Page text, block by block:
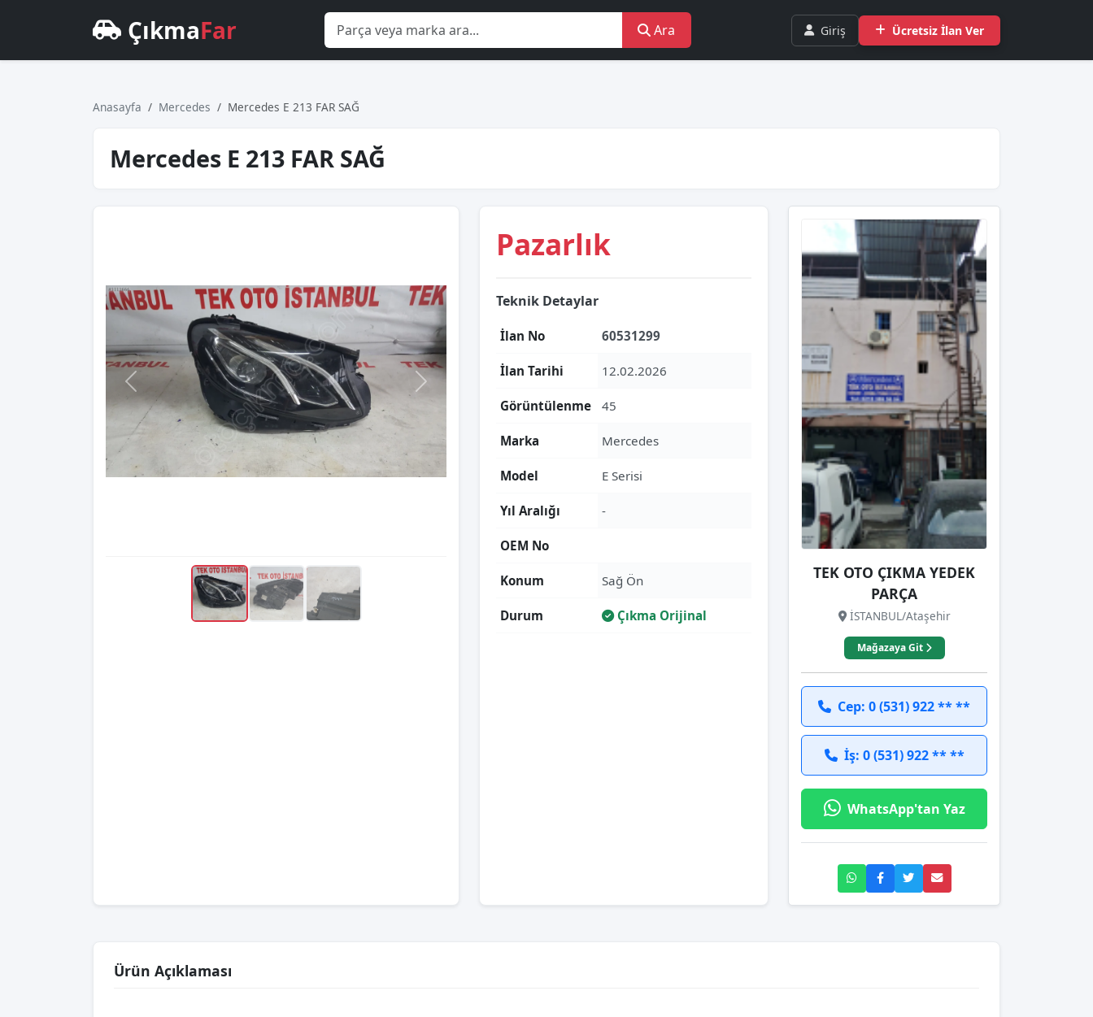
ÇıkmaFar Ara Giriş Ücretsiz İlan Ver
Anasayfa Mercedes Mercedes E 213 FAR SAĞ
Mercedes E 213 FAR SAĞ
Pazarlık
Teknik Detaylar
İlan No 60531299
İlan Tarihi 12.02.2026
Görüntülenme 45
Marka Mercedes
Model E Serisi
Yıl Aralığı -
OEM No
Konum Sağ Ön
Durum Çıkma Orijinal
TEK OTO ÇIKMA YEDEK
PARÇA
İSTANBUL/Ataşehir
Mağazaya Git
Cep: 0 (531) 922 ** **
İş: 0 (531) 922 ** **
WhatsApp'tan Yaz
Ürün Açıklaması